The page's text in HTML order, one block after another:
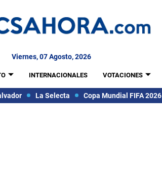
Viernes, 07 Agosto, 2026
INTERNACIONALES VOTACIONES
La Selecta Copa Mundial FIFA 2026